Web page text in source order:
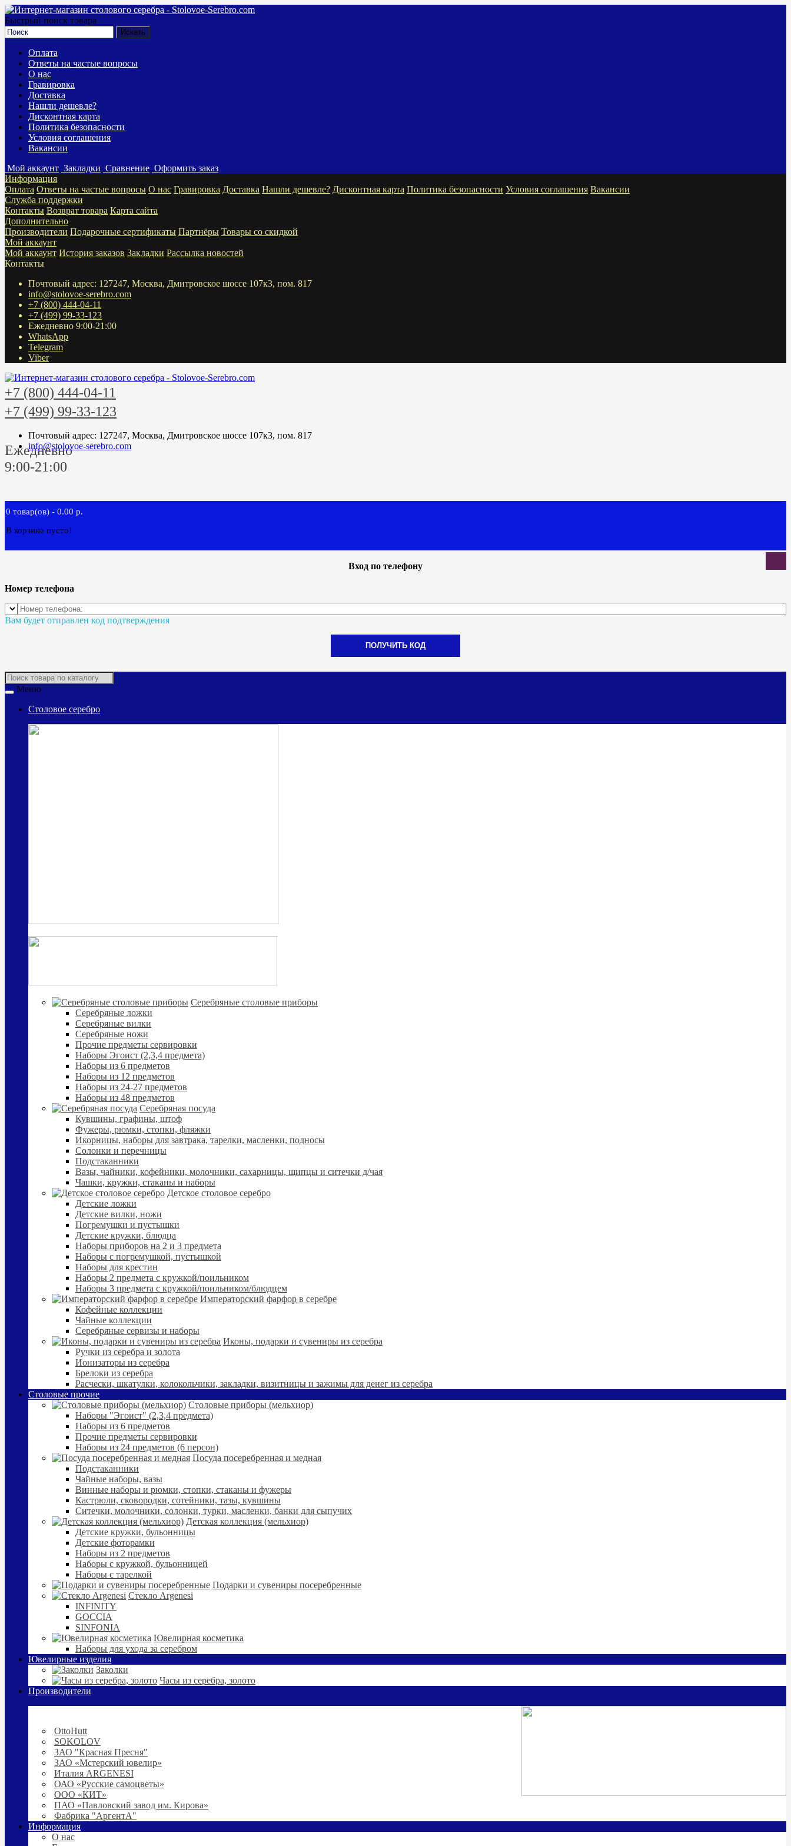
Быстрый поиск товара
Оплата
Ответы на частые вопросы
О нас
Гравировка
Доставка
Нашли дешевле?
Дисконтная карта
Политика безопасности
Условия соглашения
Вакансии
Мой аккаунт Закладки Сравнение Оформить заказ
Информация
Оплата Ответы на частые вопросы О нас Гравировка Доставка Нашли дешевле? Дисконтная карта Политика безопасности Условия соглашения Вакансии
Служба поддержки
Контакты Возврат товара Карта сайта
Дополнительно
Производители Подарочные сертификаты Партнёры Товары со скидкой
Мой аккаунт
Мой аккаунт История заказов Закладки Рассылка новостей
Контакты
Почтовый адрес: 127247, Москва, Дмитровское шоссе 107к3, пом. 817
info@stolovoe-serebro.com
+7 (800) 444-04-11
+7 (499) 99-33-123
Ежедневно 9:00-21:00
WhatsApp
Telegram
Viber
+7 (800) 444-04-11
+7 (499) 99-33-123
Почтовый адрес: 127247, Москва, Дмитровское шоссе 107к3, пом. 817
info@stolovoe-serebro.com
Ежедневно
9:00-21:00
0 товар(ов) - 0.00 р.
В корзине пусто!
Вход по телефону
Номер телефона
Вам будет отправлен код подтверждения
ПОЛУЧИТЬ КОД
Меню
Столовое серебро
Cеребряные столовые приборы
Серебряные ложки
Серебряные вилки
Серебряные ножи
Прочие предметы сервировки
Наборы Эгоист (2,3,4 предмета)
Наборы из 6 предметов
Наборы из 12 предметов
Наборы из 24-27 предметов
Наборы из 48 предметов
Серебряная посуда
Кувшины, графины, штоф
Фужеры, рюмки, стопки, фляжки
Икорницы, наборы для завтрака, тарелки, масленки, подносы
Солонки и перечницы
Подстаканники
Вазы, чайники, кофейники, молочники, сахарницы, щипцы и ситечки д/чая
Чашки, кружки, стаканы и наборы
Детское столовое серебро
Детские ложки
Детские вилки, ножи
Погремушки и пустышки
Детские кружки, блюдца
Наборы приборов на 2 и 3 предмета
Наборы с погремушкой, пустышкой
Наборы для крестин
Наборы 2 предмета с кружкой/поильником
Наборы 3 предмета с кружкой/поильником/блюдцем
Императорский фарфор в серебре
Кофейные коллекции
Чайные коллекции
Серебряные сервизы и наборы
Иконы, подарки и сувениры из серебра
Ручки из серебра и золота
Ионизаторы из серебра
Брелоки из серебра
Расчески, шкатулки, колокольчики, закладки, визитницы и зажимы для денег из серебра
Столовые прочие
Столовые приборы (мельхиор)
Наборы "Эгоист" (2,3,4 предмета)
Наборы из 6 предметов
Прочие предметы сервировки
Наборы из 24 предметов (6 персон)
Посуда посеребренная и медная
Подстаканники
Чайные наборы, вазы
Винные наборы и рюмки, стопки, стаканы и фужеры
Кастрюли, сковородки, сотейники, тазы, кувшины
Ситечки, молочники, солонки, турки, масленки, банки для сыпучих
Детская коллекция (мельхиор)
Детские кружки, бульонницы
Детские фоторамки
Наборы из 2 предметов
Наборы с кружкой, бульонницей
Наборы с тарелкой
Подарки и сувениры посеребренные
Стекло Argenesi
INFINITY
GOCCIA
SINFONIA
Ювелирная косметика
Наборы для ухода за серебром
Ювелирные изделия
Заколки
Часы из серебра, золото
Производители
OttoHutt
SOKOLOV
ЗАО "Красная Пресня"
ЗАО «Мстерский ювелир»
Италия ARGENESI
ОАО «Русские самоцветы»
ООО «КИТ»
ПАО «Павловский завод им. Кирова»
Фабрика "АргентА"
Информация
О нас